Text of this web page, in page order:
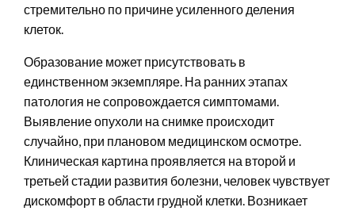
стремительно по причине усиленного деления
клеток.
Образование может присутствовать в
единственном экземпляре. На ранних этапах
патология не сопровождается симптомами.
Выявление опухоли на снимке происходит
случайно, при плановом медицинском осмотре.
Клиническая картина проявляется на второй и
третьей стадии развития болезни, человек чувствует
дискомфорт в области грудной клетки. Возникает